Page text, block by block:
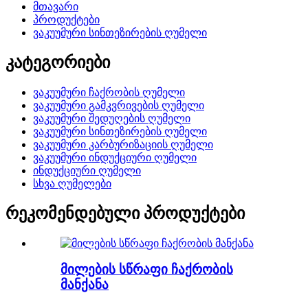
მთავარი
პროდუქტები
ვაკუუმური სინთეზირების ღუმელი
კატეგორიები
ვაკუუმური ჩაქრობის ღუმელი
ვაკუუმური გამკვრივების ღუმელი
ვაკუუმური შედუღების ღუმელი
ვაკუუმური სინთეზირების ღუმელი
ვაკუუმური კარბურიზაციის ღუმელი
ვაკუუმური ინდუქციური ღუმელი
ინდუქციური ღუმელი
სხვა ღუმელები
რეკომენდებული პროდუქტები
მილების სწრაფი ჩაქრობის
მანქანა